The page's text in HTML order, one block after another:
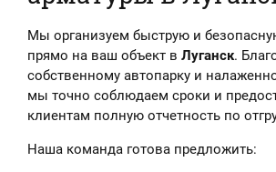
Мы организуем быструю и
прямо на ваш объект в Луганск.
собственному автопарку и
мы точно соблюдаем сроки и
клиентам полную отчетность по
Наша команда готова предложить: